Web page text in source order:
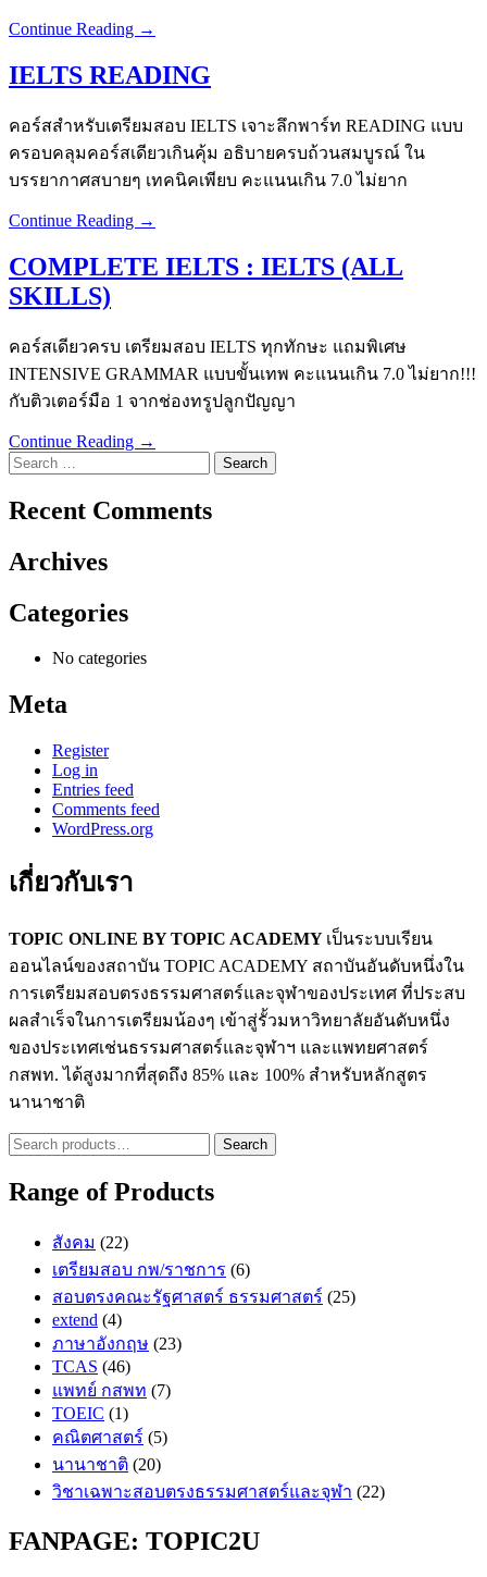
Continue Reading →
IELTS READING
คอร์สสำหรับเตรียมสอบ IELTS เจาะลึกพาร์ท READING แบบ
ครอบคลุมคอร์สเดียวเกินคุ้ม อธิบายครบถ้วนสมบูรณ์ ใน
บรรยากาศสบายๆ เทคนิคเพียบ คะแนนเกิน 7.0 ไม่ยาก
Continue Reading →
COMPLETE IELTS : IELTS (ALL
SKILLS)
คอร์สเดียวครบ เตรียมสอบ IELTS ทุกทักษะ แถมพิเศษ
INTENSIVE GRAMMAR แบบขั้นเทพ คะแนนเกิน 7.0 ไม่ยาก!!!
กับติวเตอร์มือ 1 จากช่องทรูปลูกปัญญา
Continue Reading →
Search
for:
Recent Comments
Archives
Categories
No categories
Meta
Register
Log in
Entries feed
Comments feed
WordPress.org
เกี่ยวกับเรา
TOPIC ONLINE BY TOPIC ACADEMY เป็นระบบเรียน
ออนไลน์ของสถาบัน TOPIC ACADEMY สถาบันอันดับหนึ่งใน
การเตรียมสอบตรงธรรมศาสตร์และจุฬาของประเทศ ที่ประสบ
ผลสำเร็จในการเตรียมน้องๆ เข้าสู่รั้วมหาวิทยาลัยอันดับหนึ่ง
ของประเทศเช่นธรรมศาสตร์และจุฬาฯ และแพทยศาสตร์
กสพท. ได้สูงมากที่สุดถึง 85% และ 100% สำหรับหลักสูตร
นานาชาติ
Search
for:
Search
Range of Products
สังคม (22)
เตรียมสอบ กพ/ราชการ (6)
สอบตรงคณะรัฐศาสตร์ ธรรมศาสตร์ (25)
extend (4)
ภาษาอังกฤษ (23)
TCAS (46)
แพทย์ กสพท (7)
TOEIC (1)
คณิตศาสตร์ (5)
นานาชาติ (20)
วิชาเฉพาะสอบตรงธรรมศาสตร์และจุฬา (22)
FANPAGE: TOPIC2U